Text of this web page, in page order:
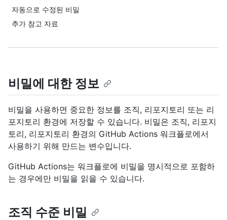
자동으로 수정된 비밀
추가 참고 자료
비밀에 대한 정보
비밀을 사용하면 중요한 정보를 조직, 리포지토리 또는 리
포지토리 환경에 저장할 수 있습니다. 비밀은 조직, 리포지
토리, 리포지토리 환경의 GitHub Actions 워크플로에서
사용하기 위해 만드는 변수입니다.
GitHub Actions는 워크플로에 비밀을 명시적으로 포함하
는 경우에만 비밀을 읽을 수 있습니다.
조직 수준 비밀